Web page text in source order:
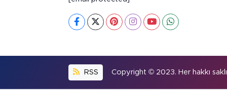
RSS Copyright © 2023. Her hakkı